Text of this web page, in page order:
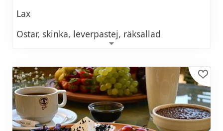
Lax
Ostar, skinka, leverpastej, räksallad
Flingor och müsli, chia pudding
Frön och torkad frukt
Croissanter, kanelbullar